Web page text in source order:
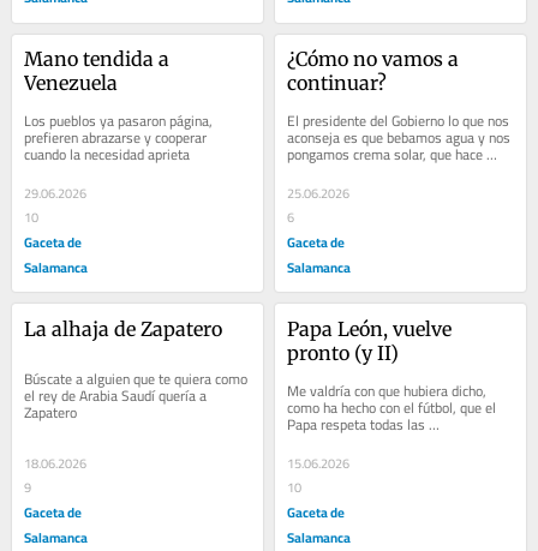
Mano tendida a
Venezuela
Los pueblos ya pasaron página,
prefieren abrazarse y cooperar
cuando la necesidad aprieta
29.06.2026
10
Gaceta de
Salamanca
¿Cómo no vamos a
continuar?
El presidente del Gobierno lo que nos
aconseja es que bebamos agua y nos
pongamos crema solar, que hace
calor
25.06.2026
6
Gaceta de
Salamanca
La alhaja de Zapatero
Búscate a alguien que te quiera como
el rey de Arabia Saudí quería a
Zapatero
18.06.2026
9
Gaceta de
Salamanca
Papa León, vuelve
pronto (y II)
Me valdría con que hubiera dicho,
como ha hecho con el fútbol, que el
Papa respeta todas las
sensibilidades pero que Prevost es
de Morante
15.06.2026
10
Gaceta de
Salamanca